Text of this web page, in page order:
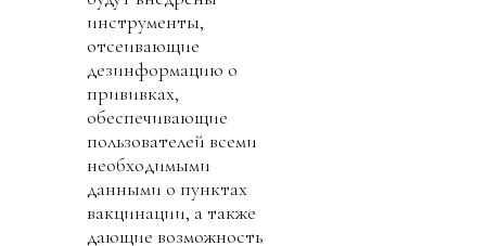
инструменты,
отсеивающие
дезинформацию о
прививках,
обеспечивающие
пользователей всеми
необходимыми
данными о пунктах
вакцинации, а также
дающие возможность